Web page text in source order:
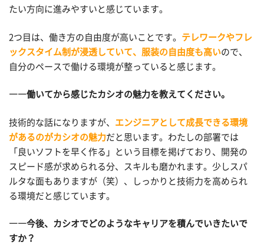
たい方向に進みやすいと感じています。
2つ目は、働き方の自由度が高いことです。 テレワークやフレ
ックスタイム制が浸透していて、服装の自由度も高いので、
自分のペースで働ける環境が整っていると感じます。
――働いてから感じたカシオの魅力を教えてください。
技術的な話になりますが、 エンジニアとして成長できる環境
があるのがカシオの魅力だと思います。わたしの部署では
「良いソフトを早く作る」という目標を掲げており、開発の
スピード感が求められる分、スキルも磨かれます。少しスパ
ルタな面もありますが（笑）、しっかりと技術力を高められ
る環境だと感じています。
――今後、カシオでどのようなキャリアを積んでいきたいで
すか？